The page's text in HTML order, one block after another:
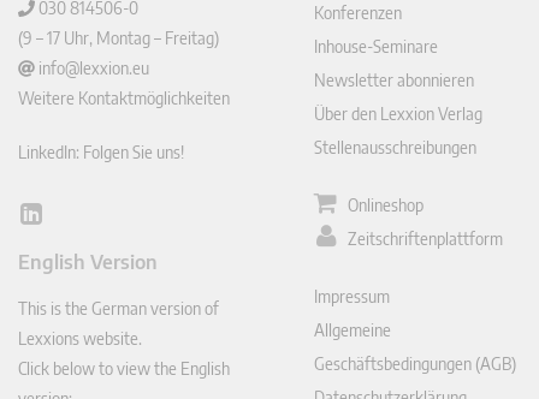
030 814506-0
(9 – 17 Uhr, Montag – Freitag)
info@lexxion.eu
Weitere Kontaktmöglichkeiten
LinkedIn: Folgen Sie uns!
Lin
In
English Version
This is the German version of
Lexxions website.
Click below to view the English
Konferenzen
Inhouse-Seminare
Newsletter abonnieren
Über den Lexxion Verlag
Stellenausschreibungen
Onlineshop
Zeitschriftenplattform
Impressum
Allgemeine
Geschäftsbedingungen (AGB)